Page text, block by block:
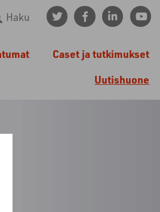
Haku
Caset ja tutkimukset
Uutishuone